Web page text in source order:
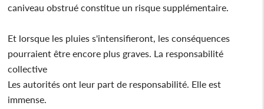
caniveau obstrué constitue un risque supplémentaire.
Et lorsque les pluies s'intensifieront, les conséquences
pourraient être encore plus graves. La responsabilité
collective
Les autorités ont leur part de responsabilité. Elle est
immense.